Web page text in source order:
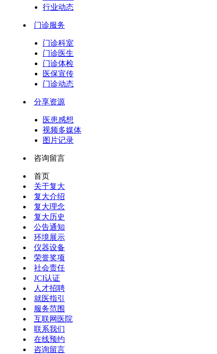
行业动态
门诊服务
门诊科室
门诊医生
门诊体检
医保宣传
门诊动态
分享资源
医患感想
视频多媒体
图片记录
咨询留言
首页
关于复大
复大介绍
复大理念
复大历史
公告通知
环境展示
仪器设备
荣誉奖项
社会责任
JCI认证
人才招聘
就医指引
服务范围
互联网医院
联系我们
在线预约
咨询留言